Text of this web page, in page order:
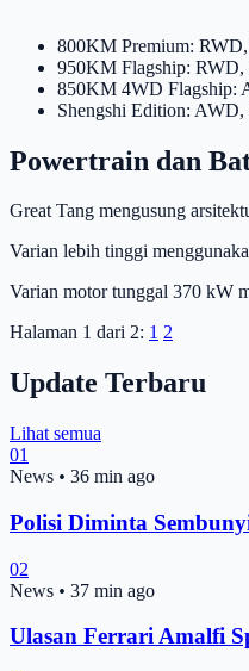
800KM Premium:
950KM Flagship: RWD,
850KM 4WD Flagship:
Shengshi Edition:
Powertrain dan
Great Tang mengusung
Varian lebih tinggi
Varian motor tunggal 370 kW
Halaman 1 dari 2: 1 2
Update Terbaru
Lihat semua
01
News • 36 min ago
Polisi Diminta
02
News • 37 min ago
Ulasan Ferrari Amalfi